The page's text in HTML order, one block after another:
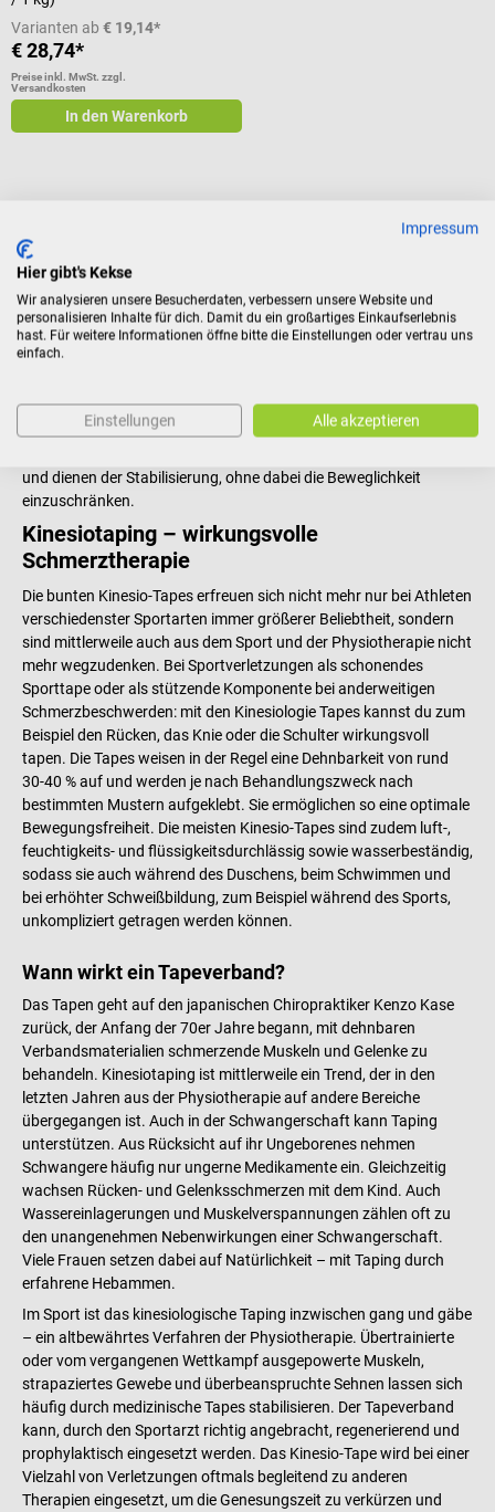
Varianten ab € 19,14*
€ 28,74*
Preise inkl. MwSt. zzgl.
Versandkosten
In den Warenkorb
Therapeutisches Taping mit Kinesio-Tapes
Kinesiologische Tapes
hochelastischer, selbstklebender, therapeutischer Pflaster aus
dehnbarem Stoff, die zumeist von Physiotherapeuten und
Sportmedizinern angewendet werden. Unter Anwendung
spezieller Techniken, dem Taping, wird das
Selbstheilungskräfte des Körpers zu aktivieren und zu
unterstützen. Die Tapes kommen besonders bei Verletzungen oder
und dienen der Stabilisierung, ohne dabei die Beweglichkeit
einzuschränken.
Kinesiotaping – wirkungsvolle
Schmerztherapie
Die bunten Kinesio-Tapes erfreuen sich nicht mehr nur bei Athleten
verschiedenster Sportarten immer größerer Beliebtheit, sondern
sind mittlerweile auch aus dem Sport und der Physiotherapie nicht
mehr wegzudenken. Bei Sportverletzungen als schonendes
Sporttape oder als stützende Komponente bei anderweitigen
Schmerzbeschwerden: mit den Kinesiologie Tapes kannst du zum
Beispiel den Rücken, das Knie oder die Schulter wirkungsvoll
tapen. Die Tapes weisen in der Regel eine Dehnbarkeit von rund
30-40 % auf und werden je nach Behandlungszweck nach
bestimmten Mustern aufgeklebt. Sie ermöglichen so eine optimale
Bewegungsfreiheit. Die meisten Kinesio-Tapes sind zudem luft-,
feuchtigkeits- und flüssigkeitsdurchlässig sowie wasserbeständig,
sodass sie auch während des Duschens, beim Schwimmen und
bei erhöhter Schweißbildung, zum Beispiel während des Sports,
unkompliziert getragen werden können.
Wann wirkt ein Tapeverband?
Das Tapen geht auf den japanischen Chiropraktiker Kenzo Kase
zurück, der Anfang der 70er Jahre begann, mit dehnbaren
Verbandsmaterialien schmerzende Muskeln und Gelenke zu
behandeln. Kinesiotaping ist mittlerweile ein Trend, der in den
letzten Jahren aus der Physiotherapie auf andere Bereiche
übergegangen ist. Auch in der Schwangerschaft kann Taping
unterstützen. Aus Rücksicht auf ihr Ungeborenes nehmen
Schwangere häufig nur ungerne Medikamente ein. Gleichzeitig
wachsen Rücken- und Gelenksschmerzen mit dem Kind. Auch
Wassereinlagerungen und Muskelverspannungen zählen oft zu
den unangenehmen Nebenwirkungen einer Schwangerschaft.
Viele Frauen setzen dabei auf Natürlichkeit – mit Taping durch
erfahrene Hebammen.
Im Sport ist das kinesiologische Taping inzwischen gang und gäbe
– ein altbewährtes Verfahren der Physiotherapie. Übertrainierte
oder vom vergangenen Wettkampf ausgepowerte Muskeln,
strapaziertes Gewebe und überbeanspruchte Sehnen lassen sich
häufig durch medizinische Tapes stabilisieren. Der Tapeverband
kann, durch den Sportarzt richtig angebracht, regenerierend und
prophylaktisch eingesetzt werden. Das Kinesio-Tape wird bei einer
Vielzahl von Verletzungen oftmals begleitend zu anderen
Therapien eingesetzt, um die Genesungszeit zu verkürzen und
Impressum
Hier gibt's Kekse
Wir analysieren unsere Besucherdaten, verbessern unsere Website und
personalisieren Inhalte für dich. Damit du ein großartiges Einkaufserlebnis
hast. Für weitere Informationen öffne bitte die Einstellungen oder vertrau uns
einfach.
Einstellungen Alle akzeptieren